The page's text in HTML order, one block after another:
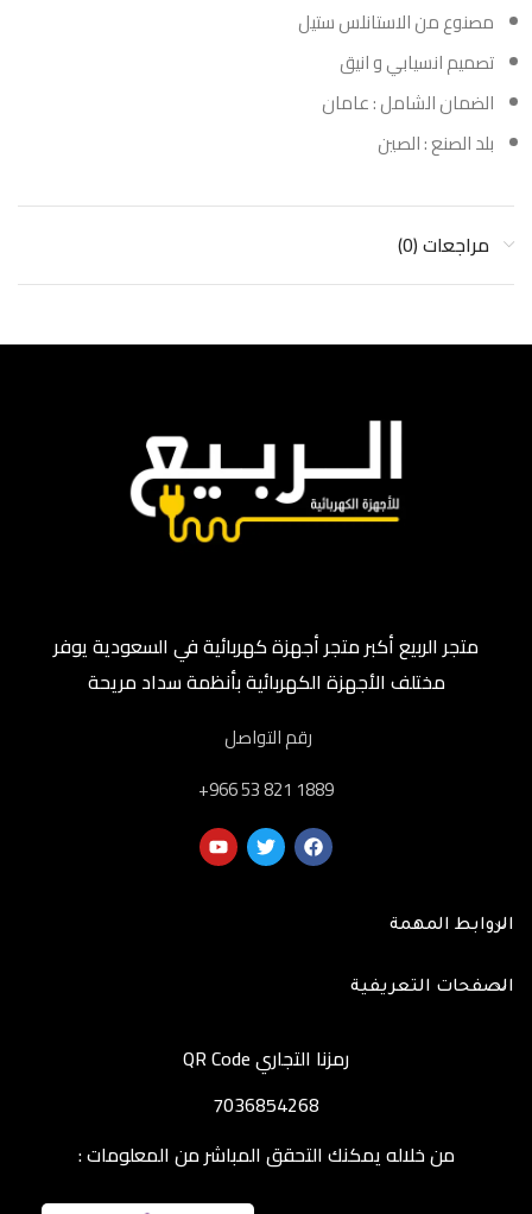
مصنوع من الاستانلس ستيل
تصميم انسيابي و انيق
الضمان الشامل : عامان
بلد الصنع : الصين
مراجعات (0)
متجر الربيع أكبر متجر أجهزة كهربائية في السعودية يوفر
مختلف الأجهزة الكهربائية بأنظمة سداد مريحة
رقم التواصل
‎+966 53 821 1889
الروابط المهمة
الصفحات التعريفية
رمزنا التجاري QR Code
7036854268
من خلاله يمكنك التحقق المباشر من المعلومات :